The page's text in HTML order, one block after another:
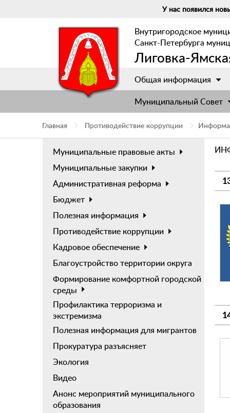
У нас появился
Внутригородское
Санкт-Петербурга
Лиговка-
Общая информация
Муниципальный Cовет
Главная Противодействие коррупции
Муниципальные правовые акты
Муниципальные закупки
Административная реформа
Бюджет
Полезная информация
Противодействие коррупции
Кадровое обеспечение
Благоустройство территории округа
Формирование комфортной городской
среды
Профилактика терроризма и
экстремизма
Полезная информация для мигрантов
Прокуратура разъясняет
Экология
Видео
Анонс мероприятий муниципального
образования